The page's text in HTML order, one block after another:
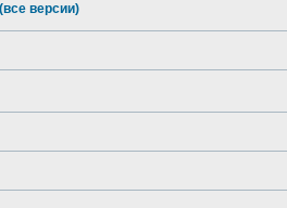
версии)